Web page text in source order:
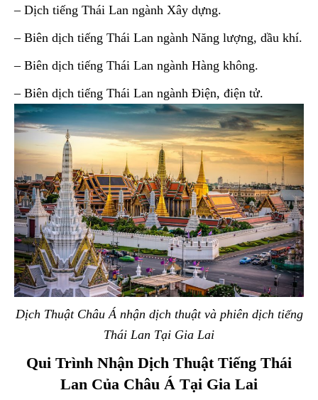
– Dịch tiếng Thái Lan ngành Xây dựng.
– Biên dịch tiếng Thái Lan ngành Năng lượng, dầu khí.
– Biên dịch tiếng Thái Lan ngành Hàng không.
– Biên dịch tiếng Thái Lan ngành Điện, điện tử.
Dịch Thuật Châu Á nhận dịch thuật và phiên dịch tiếng
Thái Lan Tại Gia Lai
Qui Trình Nhận Dịch Thuật Tiếng Thái
Lan Của Châu Á Tại Gia Lai